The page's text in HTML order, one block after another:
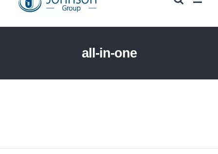
all-in-one